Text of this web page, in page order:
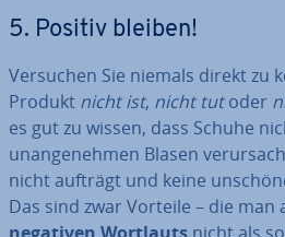
5. Positiv bleiben!
Versuchen Sie niemals direkt zu
Produkt nicht ist, nicht tutoder
es gut zu wissen, dass Schuhe
un­an­ge­neh­men Blasen
nicht aufträgt und keine
Das sind zwar Vorteile – die